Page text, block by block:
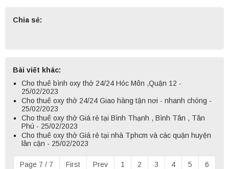
Chia sẻ:
Bài viết khác:
Cho thuê bình oxy thở 24/24 Hóc Môn ,Quận 12 -
25/02/2023
Cho thuê oxy thở 24/24 Giao hàng tận nơi - nhanh chóng -
25/02/2023
Cho thuê oxy thở Giá rẻ tại Bình Thạnh , Bình Tân , Tân
Phú - 25/02/2023
Cho thuê oxy thở Giá rẻ tại nhà Tphcm và các quận huyện
lân cận - 25/02/2023
Page 7 / 7 First Prev 1 2 3 4 5 6